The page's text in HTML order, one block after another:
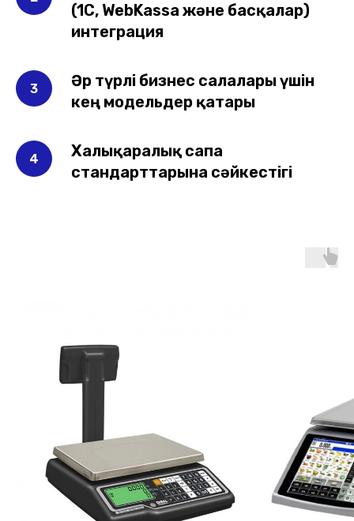
(1С, WebKassa және басқалар)
интеграция
Әр түрлі бизнес салалары үшін
кең модельдер қатары
Халықаралық сапа
стандарттарына сәйкестігі